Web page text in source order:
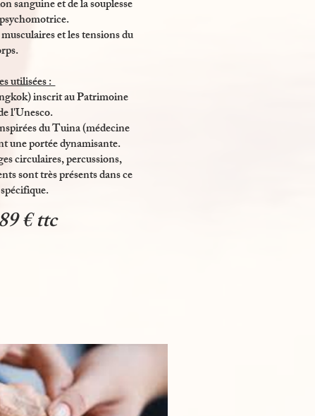
sanguine et de la souplesse
et les tensions du
utilisées :
inscrit au Patrimoine
l'Unesco.
du Tuina (médecine
une portée dynamisante.
circulaires, percussions,
sont très présents dans ce
€ ttc